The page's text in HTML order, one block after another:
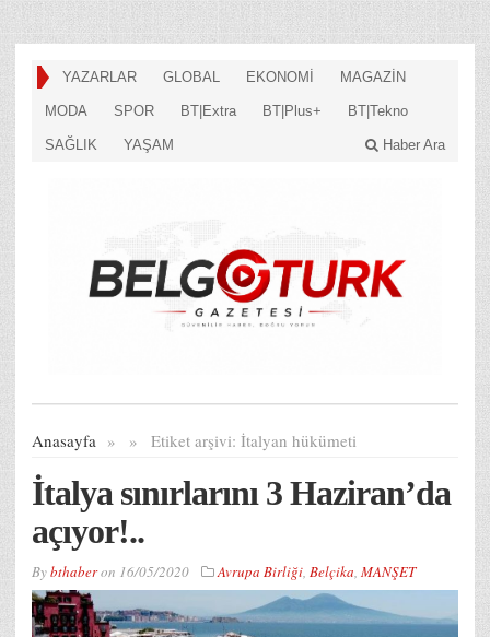
YAZARLAR GLOBAL EKONOMİ MAGAZİN
MODA SPOR BT|Extra BT|Plus+ BT|Tekno
SAĞLIK YAŞAM Haber Ara
Anasayfa » Etiket arşivi:
» İtalyan hükümeti
İtalya sınırlarını 3 Haziran’da
açıyor!..
Bybthaberon 16/05/2020 Avrupa Birliği, Belçika, MANŞET